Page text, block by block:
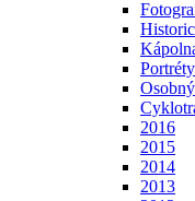
Portréty
2016
2015
2014
2013